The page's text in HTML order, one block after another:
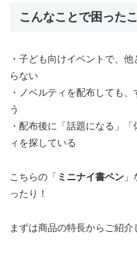
こんなことで困った
・子ども向けイベントで、
らない
・ノベルティを配布しても
う
・配布後に「話題になる」
ィを探している
こちらの「 ミニナイ書ペン
ったり！
まずは商品の特長からご紹介